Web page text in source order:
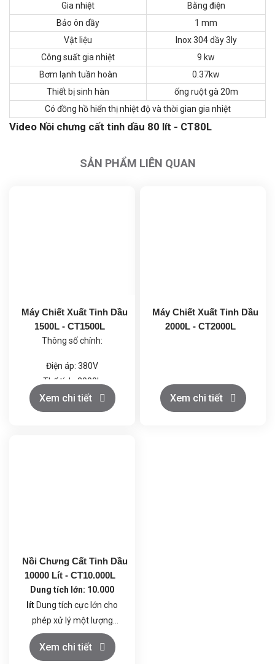
Gia nhiệt
Bằng điện
Bảo ôn dầy
1 mm
Vật liệu
Inox 304 dầy 3ly
Công suất gia nhiệt
9 kw
Bơm lạnh tuần hoàn
0.37kw
Thiết bị sinh hàn
ống ruột gà 20m
Có đồng hồ hiển thị nhiệt độ và thời gian gia nhiệt
Video Nồi chưng cất tinh dầu 80 lít - CT80L
SẢN PHẨM LIÊN QUAN
Máy Chiết Xuất Tinh Dầu
1500L - CT1500L
Thông số chính:
Điện áp: 380V
Thể tích: 2000L
Công suất: 27kW
Hệ thống làm mát: 1 cấp
Xem chi tiết
Máy Chiết Xuất Tinh Dầu
2000L - CT2000L
Xem chi tiết
Nồi Chưng Cất Tinh Dầu
10000 Lít - CT10.000L
Dung tích lớn: 10.000
lít Dung tích cực lớn cho
phép xử lý một lượng
nguyên liệu khổng lồ trong
mỗi lần chưng cất, đáp ứng
Chất liệu cao cấp Inox
304:Toàn bộ hệ thống
Xem chi tiết